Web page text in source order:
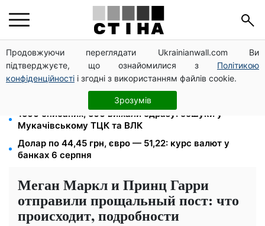
Продовжуючи переглядати Ukrainianwall.com Ви
підтверджуєте, що ознайомилися з Політикою
конфіденційності і згодні з використанням файлів cookie.
Зрозумів
Міст Метро частково перекриють 7-10 серпня:
водіям Києва радять планувати об'їзд
Кешбек до 40% на Netflix та YouTube: Ощадбанк і
Mastercard запустили акцію до кінця жовтня
1500 списаних, 500 виїхали одразу: обшуки у
Мукачівському ТЦК та ВЛК
Долар по 44,45 грн, євро — 51,22: курс валют у
банках 6 серпня
Меган Маркл и Принц Гарри
отправили прощальный пост: что
происходит, подробности